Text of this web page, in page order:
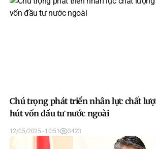
Chú trọng phát triển nhân lực chất
hút vốn đầu tư nước ngoài
12/05/2025 - 10:51 3423